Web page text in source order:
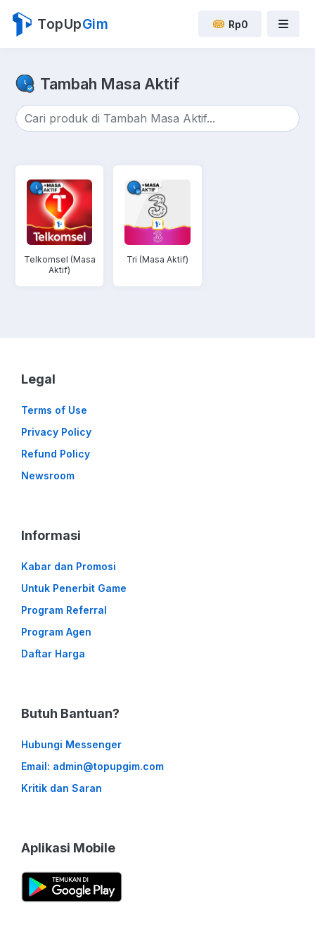
TopUpGim Rp0
Tambah Masa Aktif
Telkomsel (Masa
Aktif)
Tri (Masa Aktif)
Legal
Terms of Use
Privacy Policy
Refund Policy
Newsroom
Informasi
Kabar dan Promosi
Untuk Penerbit Game
Program Referral
Program Agen
Daftar Harga
Butuh Bantuan?
Hubungi Messenger
Email: admin@topupgim.com
Kritik dan Saran
Aplikasi Mobile